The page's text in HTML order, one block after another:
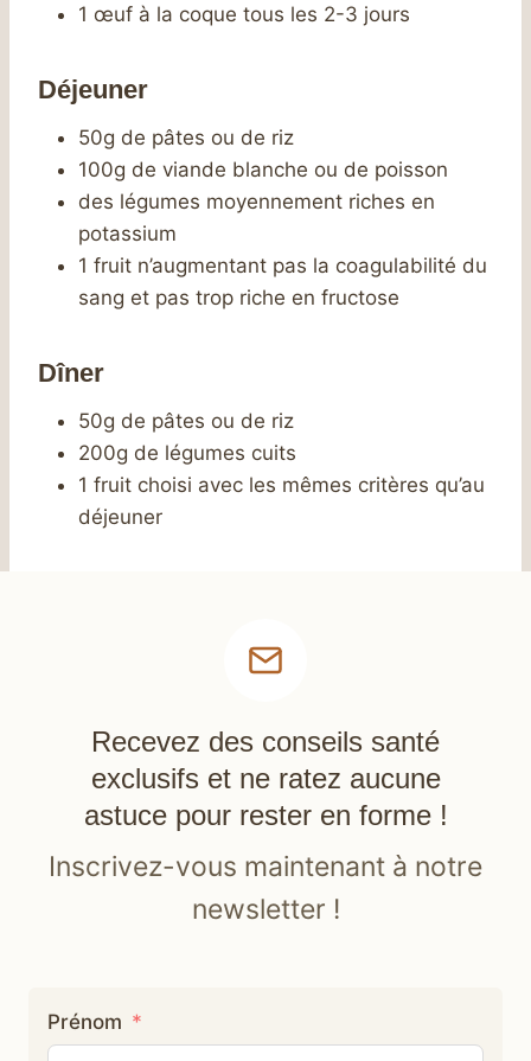
1 œuf à la coque tous les 2-3 jours
Déjeuner
50g de pâtes ou de riz
100g de viande blanche ou de poisson
des légumes moyennement riches en
potassium
1 fruit n’augmentant pas la coagulabilité du
sang et pas trop riche en fructose
Dîner
50g de pâtes ou de riz
200g de légumes cuits
1 fruit choisi avec les mêmes critères qu’au
déjeuner
Recevez des conseils santé
exclusifs et ne ratez aucune
astuce pour rester en forme !
Inscrivez-vous maintenant à notre
newsletter !
Prénom